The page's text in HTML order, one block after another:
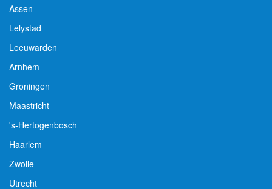
Assen
Lelystad
Leeuwarden
Arnhem
Groningen
Maastricht
's-Hertogenbosch
Haarlem
Zwolle
Utrecht